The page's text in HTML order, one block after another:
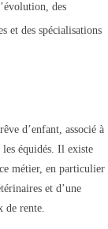
des
et des spécialisations
d’enfant, associé à
équidés. Il existe
métier, en particulier
et d’une
de rente.